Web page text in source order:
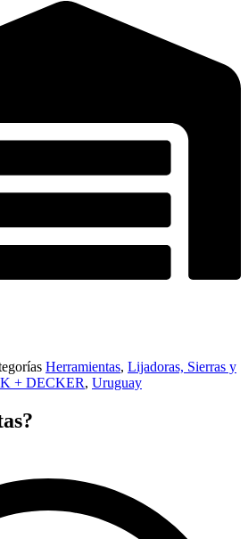
Herramientas, Lijadoras, Sierras y
+ DECKER, Uruguay